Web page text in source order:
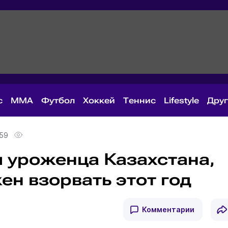
MMA Футбол Хоккей Теннис Lifestyle
Казахстана,
взорвать этот год
Комментарии